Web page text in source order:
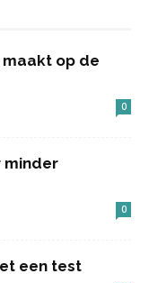
op de
0
minder
0
een test